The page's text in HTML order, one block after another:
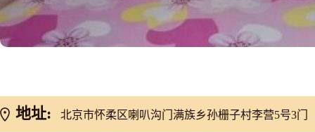
地址: 北京市怀柔区喇叭沟门满族乡孙栅子村李营5号3门